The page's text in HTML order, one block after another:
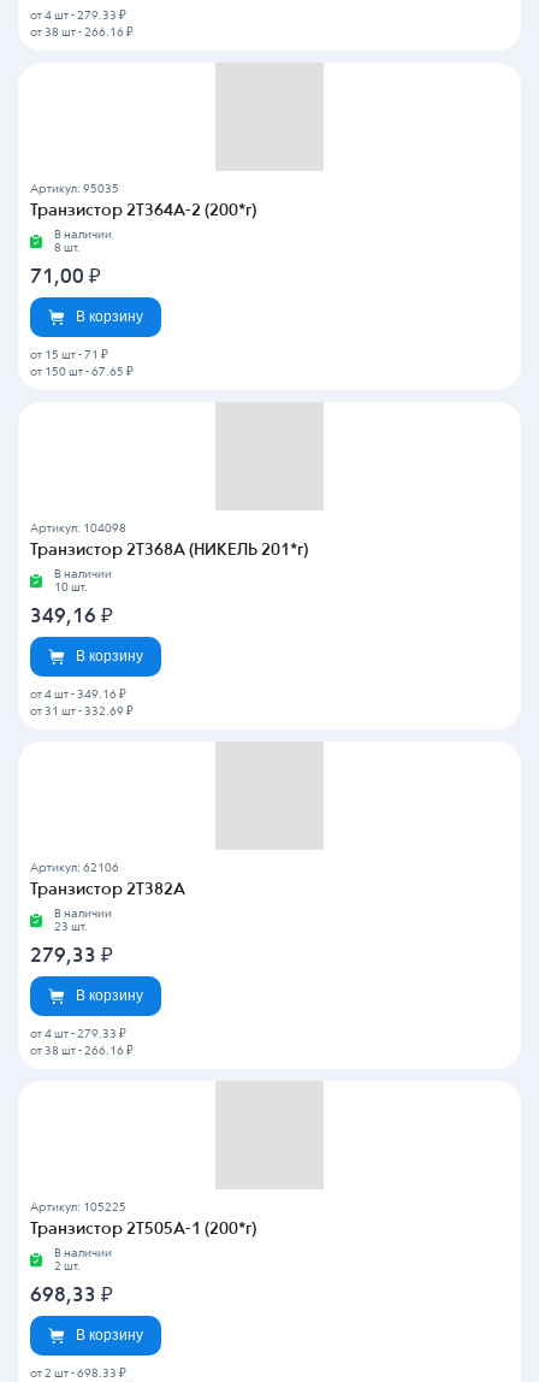
от 4 шт - 279.33 ₽
от 38 шт - 266.16 ₽
Артикул: 95035
Транзистор 2Т364А-2 (200*г)
В наличии
8 шт.
71,00 ₽
В корзину
от 15 шт - 71 ₽
от 150 шт - 67.65 ₽
Артикул: 104098
Транзистор 2Т368А (НИКЕЛЬ 201*г)
В наличии
10 шт.
349,16 ₽
В корзину
от 4 шт - 349.16 ₽
от 31 шт - 332.69 ₽
Артикул: 62106
Транзистор 2Т382А
В наличии
23 шт.
279,33 ₽
В корзину
от 4 шт - 279.33 ₽
от 38 шт - 266.16 ₽
Артикул: 105225
Транзистор 2Т505А-1 (200*г)
В наличии
2 шт.
698,33 ₽
В корзину
от 2 шт - 698.33 ₽